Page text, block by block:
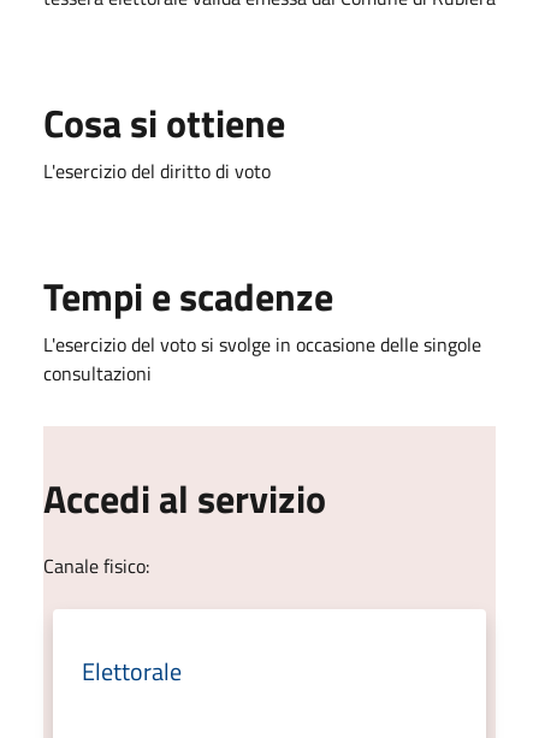
Cosa si ottiene
L'esercizio del diritto di voto
Tempi e scadenze
L'esercizio del voto si svolge in occasione delle singole
consultazioni
Accedi al servizio
Canale fisico:
Elettorale